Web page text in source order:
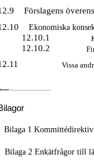
Förslagens
Ekonomiska
12.10.1
12.10.2
Vissa
Bilaga 1
Bilaga 2 Enkätfrågor till